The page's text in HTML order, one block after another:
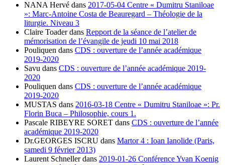
NANA Hervé dans 2017-05-04 Centre « Dumitru Staniloae
»: Marc-Antoine Costa de Beauregard – Théologie de la
liturgie. Niveau 3
Claire Toaderdans Repport de la séance de l’atelier de
mémorisation de l’évangile de jeudi 10 mai 2018
Pouliquen dans CDS : ouverture de l’année académique
2019-2020
Savu dans CDS : ouverture de l’année académique 2019-
2020
Pouliquen dans CDS : ouverture de l’année académique
2019-2020
MUSTAS dans 2016-03-18 Centre « Dumitru Staniloae »: Pr.
Florin Buca – Philosophie, cours 1.
Pascale RIBEYRE SORET dans CDS : ouverture de l’année
académique 2019-2020
Dr.GEORGES ISCRU dans Martor 4 : Ioan Ianolide (Paris,
samedi 9 février 2013)
Laurent Schnellerdans 2019-01-26 Conférence Yvan Koenig